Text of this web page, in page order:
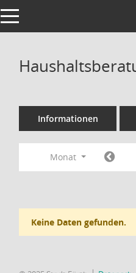
Toggle navigation
Informationen
Monat
Keine Daten gefunden.